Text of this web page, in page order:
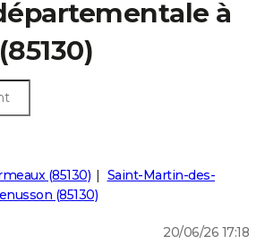
à
(85130)
Saint-Martin-des-
(85130)
20/06/26 17:18